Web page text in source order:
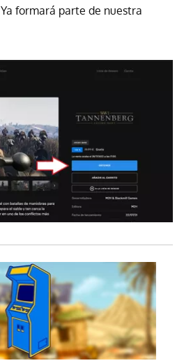
Ya formará parte de nuestra